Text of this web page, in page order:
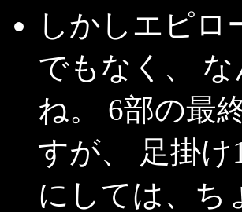
しかしエピロ
でもなく、
ね。 6部の最
すが、 足掛
にしては、ち